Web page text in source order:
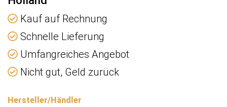
Kauf auf Rechnung
Schnelle Lieferung
Umfangreiches Angebot
Nicht gut, Geld zurück
Hersteller/Händler